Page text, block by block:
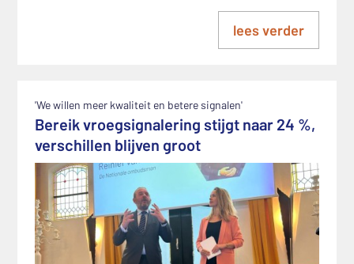
lees verder
'We willen meer kwaliteit en betere signalen'
Bereik vroegsignalering stijgt naar 24 %,
verschillen blijven groot